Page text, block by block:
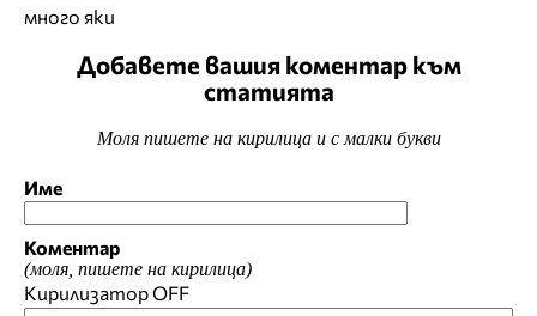
много яки
Добавете вашия коментар към
статията
Моля пишете на кирилица и с малки букви
Име
Коментар
(моля, пишете на кирилица)
КирилизаторOFF